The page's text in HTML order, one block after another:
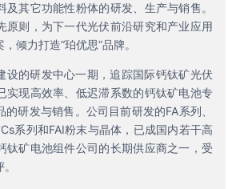
及其它功能性粉体的研发、生产与销售。
原则，为下一代光伏前沿研究和产业应用
倾力打造“珀优思”品牌。
设的研发中心一期，追踪国际钙钛矿光伏
实现高效率、低迟滞系数的钙钛矿电池专
研发与销售。公司目前研发的FA系列、
系列和FAI粉末与晶体，已成国内若干高
钛矿电池组件公司的长期供应商之一，受